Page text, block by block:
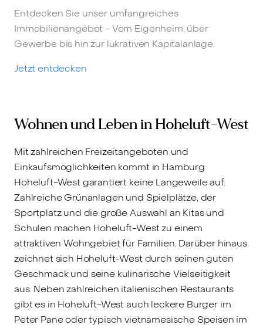
Entdecken Sie unser umfangreiches
Immobilienangebot - Vom Eigenheim, über
Gewerbe bis hin zur lukrativen Kapitalanlage.
Jetzt entdecken
Wohnen und Leben in Hoheluft-West
Mit zahlreichen Freizeitangeboten und
Einkaufsmöglichkeiten kommt in Hamburg
Hoheluft-West garantiert keine Langeweile auf.
Zahlreiche Grünanlagen und Spielplätze, der
Sportplatz und die große Auswahl an Kitas und
Schulen machen Hoheluft-West zu einem
attraktiven Wohngebiet für Familien. Darüber hinaus
zeichnet sich Hoheluft-West durch seinen guten
Geschmack und seine kulinarische Vielseitigkeit
aus. Neben zahlreichen italienischen Restaurants
gibt es in Hoheluft-West auch leckere Burger im
Peter Pane oder typisch vietnamesische Speisen im